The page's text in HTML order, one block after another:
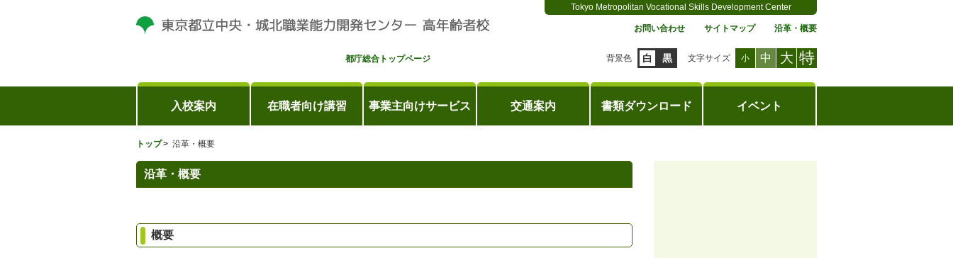
Tokyo Metropolitan Vocational Skills Development Center
入校案内 在職者向け講習 事業主向けサービス 交通案内 書類ダウンロード イベント
背景色 白 黒 文字サイズ 小 中 大 特
お問い合わせ サイトマップ 沿革・概要
都庁総合トップページ
トップ 沿革・概要
沿革・概要
概要